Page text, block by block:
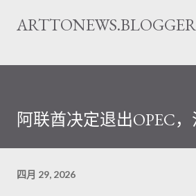
跳至主要内容
ARTTONEWS.BLOGGER
阿联酋决定退出OPEC
四月 29, 2026